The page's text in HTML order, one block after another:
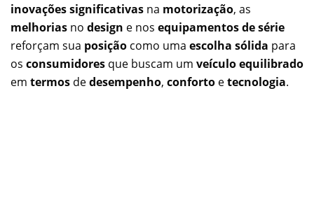
inovações significativas na motorização, as
melhorias no design e nos equipamentos de série
reforçam sua posição como uma escolha sólida para
os consumidores que buscam um veículo equilibrado
em termos dedesempenho, conforto etecnologia.